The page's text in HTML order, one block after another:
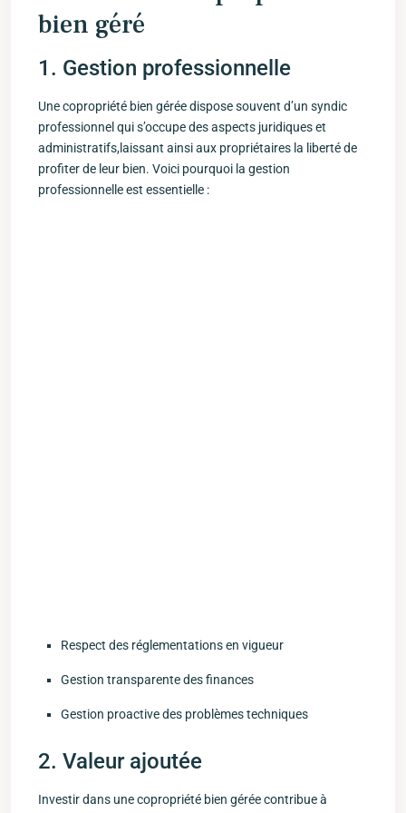
bien ‌géré
1. Gestion professionnelle
Une copropriété bien gérée dispose⁣ souvent d’un syndic
professionnel qui s’occupe des aspects juridiques et
administratifs,laissant ainsi aux propriétaires la liberté de
profiter ‍de ‍leur bien. ​Voici pourquoi la gestion
professionnelle est essentielle :
Respect⁤ des réglementations en vigueur
Gestion transparente des⁣ finances
Gestion proactive des problèmes techniques
2. Valeur ajoutée
Investir dans ‌une copropriété bien gérée contribue ​à